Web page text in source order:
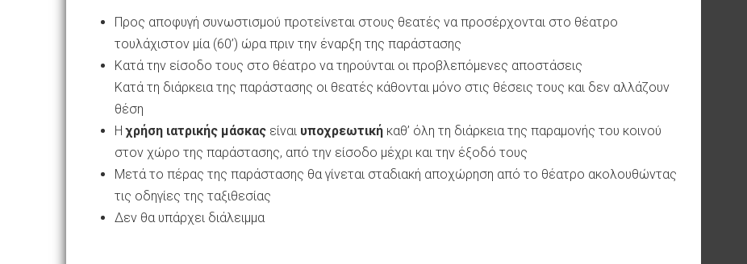
Προς αποφυγή συνωστισμού προτείνεται στους θεατές να προσέρχονται στο θέατρο
τουλάχιστον μία (60’) ώρα πριν την έναρξη της παράστασης
Κατά την είσοδο τους στο θέατρο να τηρούνται οι προβλεπόμενες αποστάσεις
Κατά τη διάρκεια της παράστασης οι θεατές κάθονται μόνο στις θέσεις τους και δεν αλλάζουν
θέση
Ηχρήση ιατρικής μάσκας είναι υποχρεωτική καθ’ όλη τη διάρκεια της παραμονής του κοινού
στον χώρο της παράστασης, από την είσοδο μέχρι και την έξοδό τους
Μετά το πέρας της παράστασης θα γίνεται σταδιακή αποχώρηση από το θέατρο ακολουθώντας
τις οδηγίες της ταξιθεσίας
Δεν θα υπάρχει διάλειμμα